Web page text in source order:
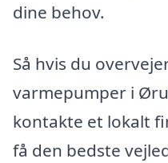
dine behov.
Så hvis du
varmepumper i
kontakte et lokalt
få den bedste